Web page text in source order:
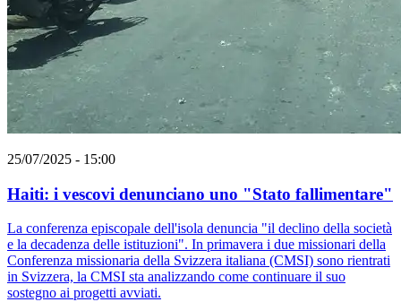
25/07/2025 - 15:00
Haiti: i vescovi denunciano uno "Stato fallimentare"
La conferenza episcopale dell'isola denuncia "il declino della società
e la decadenza delle istituzioni". In primavera i due missionari della
Conferenza missionaria della Svizzera italiana (CMSI) sono rientrati
in Svizzera, la CMSI sta analizzando come continuare il suo
sostegno ai progetti avviati.